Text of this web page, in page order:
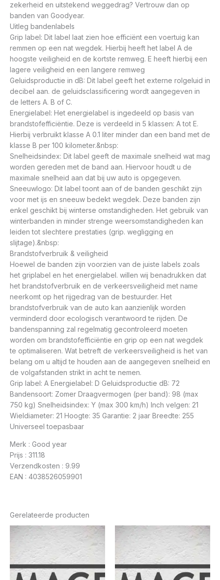
zekerheid en uitstekend weggedrag? Vertrouw dan op
banden van Goodyear.
Uitleg bandenlabels
Grip label: Dit label laat zien hoe efficiënt een voertuig kan
remmen op een nat wegdek. Hierbij heeft het label A de
hoogste veiligheid en de kortste remweg. E heeft hierbij een
lagere veiligheid en een langere remweg
Geluidsproductie in dB: Dit label geeft het externe rolgeluid in
decibel aan. de geluidsclassificering wordt aangegeven in
de letters A. B of C.
Energielabel: Het energielabel is ingedeeld op basis van
brandstofefficiëntie. Deze is verdeeld in 5 klassen: A tot E.
Hierbij verbruikt klasse A 0.1 liter minder dan een band met de
klasse B per 100 kilometer.&nbsp:
Snelheidsindex: Dit label geeft de maximale snelheid wat mag
worden gereden met de band aan. Hiervoor houdt u de
maximale snelheid aan dat bij uw auto is opgegeven.
Sneeuwlogo: Dit label toont aan of de banden geschikt zijn
voor met ijs en sneeuw bedekt wegdek. Deze banden zijn
enkel geschikt bij winterse omstandigheden. Het gebruik van
winterbanden in minder strenge weersomstandigheden kan
leiden tot slechtere prestaties (grip. wegligging en
slijtage).&nbsp:
Brandstofverbruik & veiligheid
Hoewel de banden zijn voorzien van de juiste labels zoals
het griplabel en het energielabel. willen wij benadrukken dat
het brandstofverbruik en de verkeersveiligheid met name
neerkomt op het rijgedrag van de bestuurder. Het
brandstofverbruik van de auto kan aanzienlijk worden
verminderd door ecologisch verantwoord te rijden. De
bandenspanning zal regelmatig gecontroleerd moeten
worden om brandstofefficiëntie en grip op een nat wegdek
te optimaliseren. Wat betreft de verkeersveiligheid is het van
belang om u altijd te houden aan de aangegeven snelheid en
de volgafstanden strikt in acht te nemen.
Grip label: A Energielabel: D Geluidsproductie dB: 72
Bandensoort: Zomer Draagvermogen (per band): 98 (max
750 kg) Snelheidsindex: Y (max 300 km/h) Inch velgen: 21
Wieldiameter: 21 Hoogte: 35 Garantie: 2 jaar Breedte: 255
Universeel toepasbaar
Merk : Good year
Prijs : 311.18
Verzendkosten : 9.99
EAN : 4038526059901
Gerelateerde producten